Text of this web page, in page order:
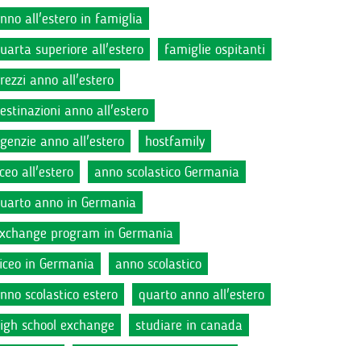
all'estero in famiglia
superiore all'estero
famiglie ospitanti
anno all'estero
anno all'estero
anno all'estero
hostfamily
all'estero
anno scolastico Germania
anno in Germania
program in Germania
in Germania
anno scolastico
scolastico estero
quarto anno all'estero
school exchange
studiare in canada